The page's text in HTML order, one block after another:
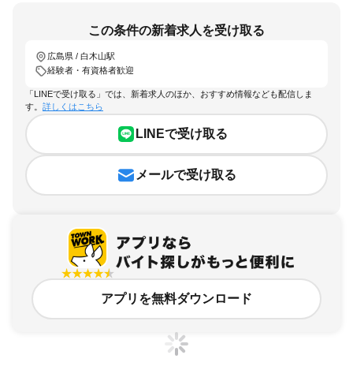
この条件の新着求人を受け取る
広島県 / 白木山駅
経験者・有資格者歓迎
「LINEで受け取る」では、新着求人のほか、おすすめ情報なども配信しま
す。 詳しくはこちら
LINEで受け取る
メールで受け取る
アプリを無料ダウンロード